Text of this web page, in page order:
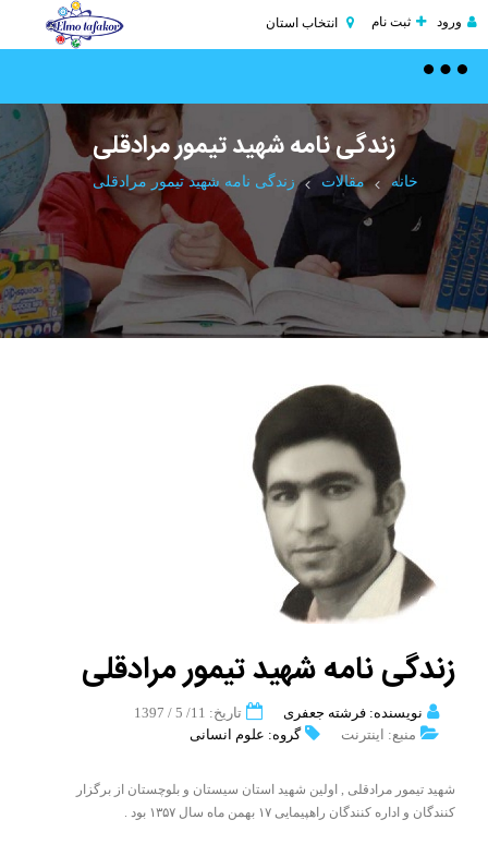
ورود ثبت نام انتخاب استان
Toggle
زندگی نامه شهید تیمور مرادقلی
خانه مقالات زندگی نامه شهید تیمور مرادقلی
زندگی نامه شهید تیمور مرادقلی
نویسنده: فرشته جعفری
تاریخ: 11/ 5 / 1397
منبع: اینترنت
گروه: علوم انسانی
شهید تیمور مرادقلی , اولین شهید استان سیستان و بلوچستان از برگزار
کنندگان و اداره کنندگان راهپیمایی ۱۷ بهمن ماه سال ۱۳۵۷ بود .